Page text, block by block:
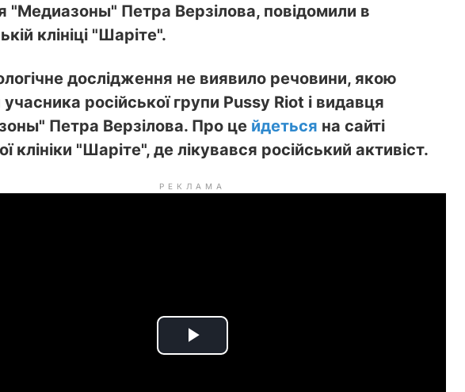
"Медиазоны" Петра Верзілова, повідомили в
клініці "Шаріте".
дослідження не виявило речовини, якою
учасника російської групи Pussy Riot і видавця
Петра Верзілова. Про це йдеться на сайті
клініки "Шаріте", де лікувався російський активіст.
РЕКЛАМА
P